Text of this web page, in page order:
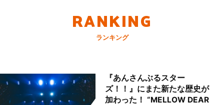
RANKING
ランキング
『あんさんぶるスター
ズ！！』にまた新たな歴史が
加わった！ “MELLOW DEAR